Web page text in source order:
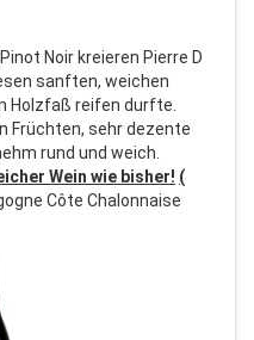
Noir kreieren Pierre D
sanften, weichen
Holzfaß reifen durfte.
Früchten, sehr dezente
rund und weich.
Wein wie bisher! (
Côte Chalonnaise